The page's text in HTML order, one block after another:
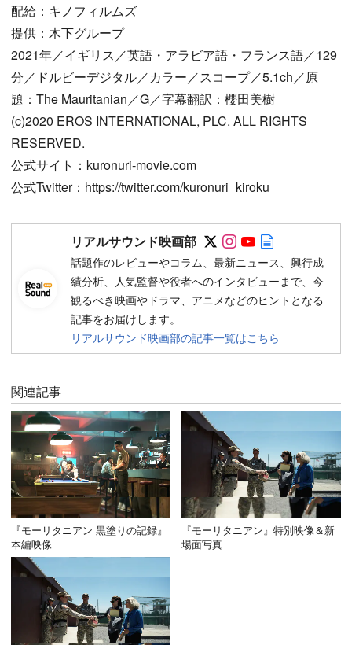
配給：キノフィルムズ
提供：木下グループ
2021年／イギリス／英語・アラビア語・フランス語／129
分／ドルビーデジタル／カラー／スコープ／5.1ch／原
題：The Mauritanian／G／字幕翻訳：櫻田美樹
(c)2020 EROS INTERNATIONAL, PLC. ALL RIGHTS
RESERVED.
公式サイト：kuronuri-movie.com
公式Twitter：https://twitter.com/kuronuri_kiroku
リアルサウンド映画部 Follow on SNS
Follow on SNS
Follow on
話題作のレビューやコラム、最新ニュース、興行成
績分析、人気監督や役者へのインタビューまで、今
観るべき映画やドラマ、アニメなどのヒントとなる
記事をお届けします。
リアルサウンド映画部の記事一覧はこちら
関連記事
『モーリタニアン 黒塗りの記録』
本編映像
『モーリタニアン』特別映像＆新
場面写真